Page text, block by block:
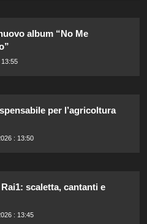
album “No Me
per l’agricoltura
: 13:50
scaletta, cantanti e
: 13:45